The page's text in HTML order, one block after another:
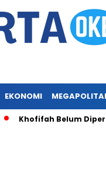
EKONOMI
Khofifah Belum Diperiksa,